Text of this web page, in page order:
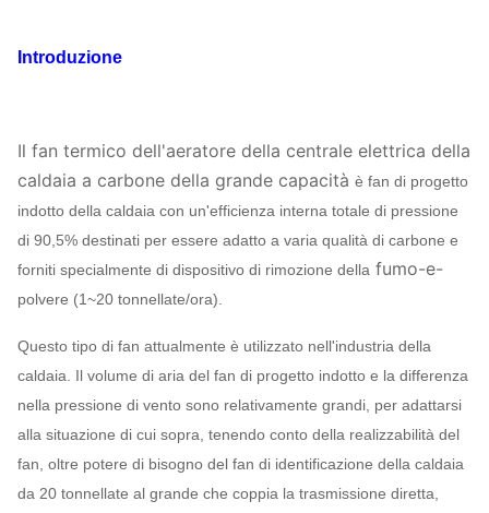
Introduzione
Il fan termico dell'aeratore della centrale elettrica della
caldaia a carbone della grande capacità è fan di progetto
indotto della caldaia con un'efficienza interna totale di pressione
di 90,5% destinati per essere adatto a varia qualità di carbone e
forniti specialmente di dispositivo di rimozione della fumo-e-
polvere (1~20 tonnellate/ora).
Questo tipo di fan attualmente è utilizzato nell'industria della
caldaia. Il volume di aria del fan di progetto indotto e la differenza
nella pressione di vento sono relativamente grandi, per adattarsi
alla situazione di cui sopra, tenendo conto della realizzabilità del
fan, oltre potere di bisogno del fan di identificazione della caldaia
da 20 tonnellate al grande che coppia la trasmissione diretta,